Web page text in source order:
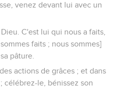
venez devant lui avec un
C'est lui qui nous a faits,
faits ; nous sommes]
pâture.
actions de grâces ; et dans
célébrez-le, bénissez son